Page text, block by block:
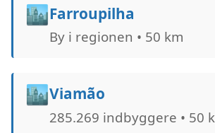
🏙️Farroupilha
By i regionen • 50 km
🏙️Viamão
285.269 indbyggere • 50